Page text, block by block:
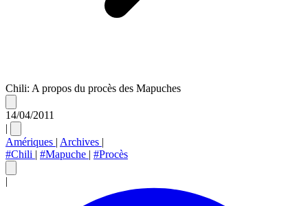
Chili: A propos du procès des Mapuches
14/04/2011
|
Amériques | Archives |
#Chili | #Mapuche | #Procès
|